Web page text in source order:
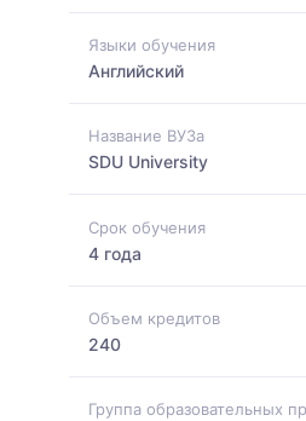
Языки обучения
Английский
Название ВУЗа
SDU University
Срок обучения
4 года
Объем кредитов
240
Группа образовательных